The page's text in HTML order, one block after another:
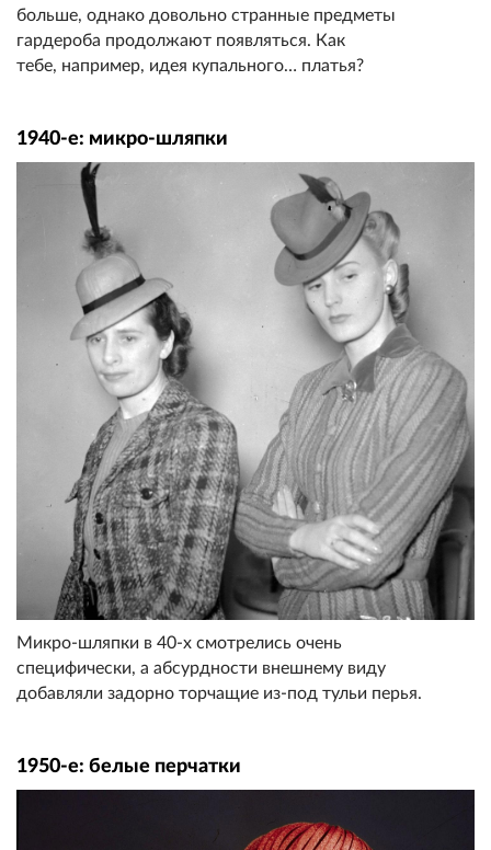
больше, однако довольно странные предметы
гардероба продолжают появляться. Как
тебе, например, идея купального… платья?
1940-е: микро-шляпки
Микро-шляпки в 40-х смотрелись очень
специфически, а абсурдности внешнему виду
добавляли задорно торчащие из-под тульи перья.
1950-е: белые перчатки